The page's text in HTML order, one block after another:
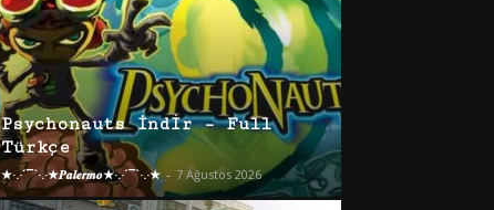
Psychonauts İndir – Full
Türkçe
★·.·´¯`·.·★𝑷𝒂𝒍𝒆𝒓𝒎𝒐★·.·´¯`·.·★ - 7 Ağustos 2026